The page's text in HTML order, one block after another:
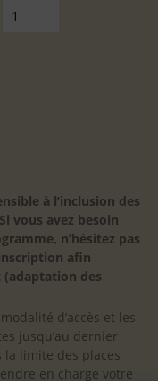
à l’inclusion des
vous avez besoin
n’hésitez pas
afin
des
d’accès et les
jusqu’au dernier
la limite des places
en charge votre